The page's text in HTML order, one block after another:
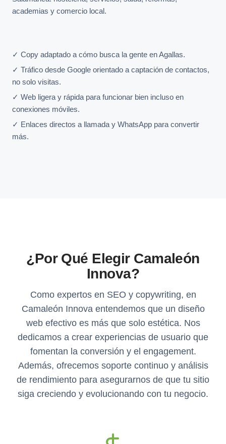
academias y comercio local.
✓ Copy adaptado a cómo busca la gente en Agallas.
✓ Tráfico desde Google orientado a captación de contactos,
no solo visitas.
✓ Web ligera y rápida para funcionar bien incluso en
conexiones móviles.
✓ Enlaces directos a llamada y WhatsApp para convertir
más.
¿Por Qué Elegir Camaleón
Innova?
Como expertos en SEO y copywriting, en
Camaleón Innova entendemos que un diseño
web efectivo es más que solo estética. Nos
dedicamos a crear experiencias de usuario que
fomentan la conversión y el engagement.
Además, ofrecemos soporte continuo y análisis
de rendimiento para asegurarnos de que tu sitio
siga creciendo y evolucionando con tu negocio.